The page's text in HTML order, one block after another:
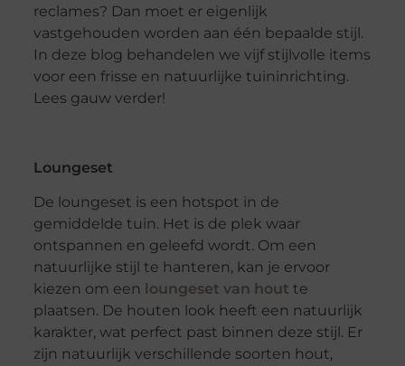
reclames? Dan moet er eigenlijk
vastgehouden worden aan één bepaalde stijl.
In deze blog behandelen we vijf stijlvolle items
voor een frisse en natuurlijke tuininrichting.
Lees gauw verder!
Loungeset
De loungeset is een hotspot in de
gemiddelde tuin. Het is de plek waar
ontspannen en geleefd wordt. Om een
natuurlijke stijl te hanteren, kan je ervoor
kiezen om een
loungeset van hout te
plaatsen. De houten look heeft een natuurlijk
karakter, wat perfect past binnen deze stijl. Er
zijn natuurlijk verschillende soorten hout,